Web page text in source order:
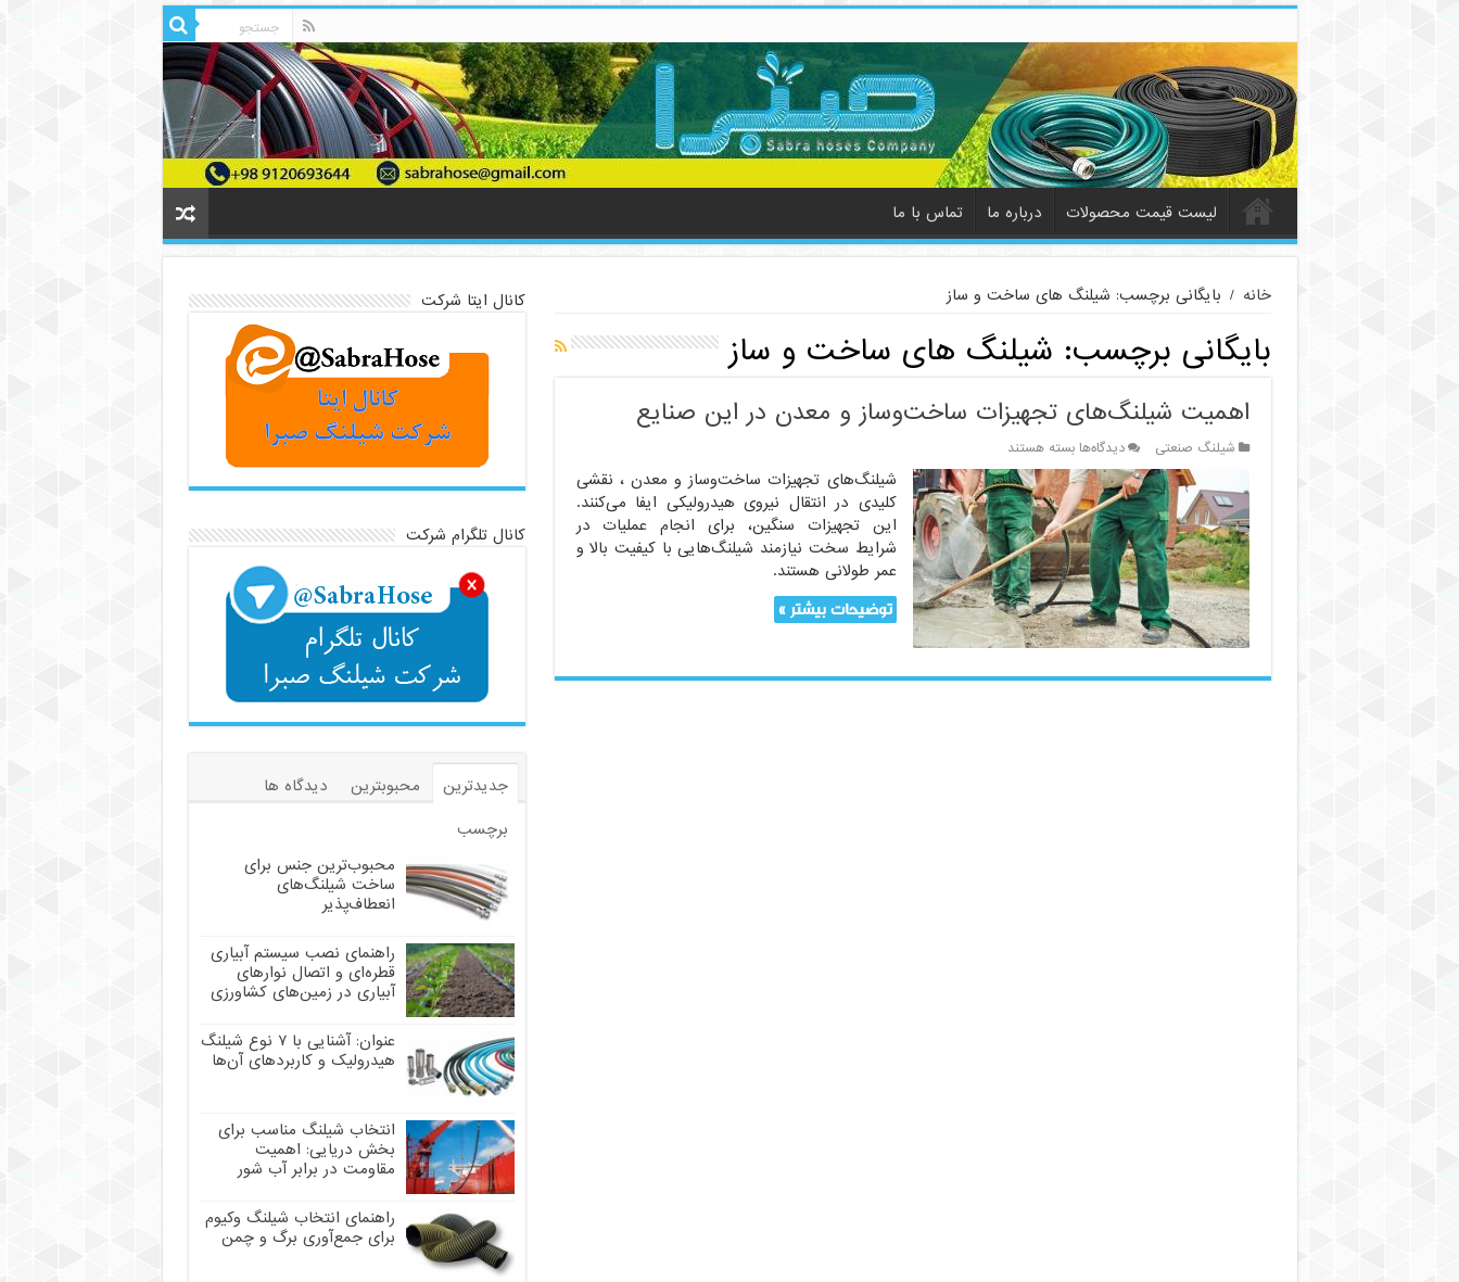
لیست قیمت محصولات درباره ما تماس با ما
خانه / بایگانی برچسب: شیلنگ های ساخت و ساز
بایگانی برچسب: شیلنگ های ساخت و ساز
اهمیت شیلنگ‌های تجهیزات ساخت‌وساز و معدن در این صنایع
شیلنگ صنعتی دیدگاه‌هابرای
اهمیت
شیلنگ‌های
تجهیزات
ساخت‌وساز
و
معدن
در
این
صنایع
بسته هستند
شیلنگ‌های تجهیزات ساخت‌وساز و معدن ، نقشی
کلیدی در انتقال نیروی هیدرولیکی ایفا می‌کنند.
این تجهیزات سنگین، برای انجام عملیات در
شرایط سخت نیازمند شیلنگ‌هایی با کیفیت بالا و
عمر طولانی هستند.
توضیحات بیشتر »
کانال ایتا شرکت
کانال تلگرام شرکت
جدیدترین محبوبترین
دیدگاه ها
برچسب
محبوب‌ترین جنس برای
ساخت شیلنگ‌های
انعطاف‌پذیر
راهنمای نصب سیستم آبیاری
قطره‌ای و اتصال نوارهای
آبیاری در زمین‌های کشاورزی
عنوان: آشنایی با ۷ نوع شیلنگ
هیدرولیک و کاربردهای آن‌ها
انتخاب شیلنگ مناسب برای
بخش دریایی: اهمیت
مقاومت در برابر آب شور
راهنمای انتخاب شیلنگ وکیوم
برای جمع‌آوری برگ و چمن